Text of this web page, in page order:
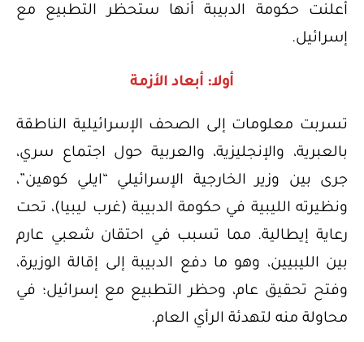
أعلنت حكومة الدبيبة أنها ستحظر التطبيع مع
إسرائيل.
أولا: أبعاد الأزمة
تسربت معلومات إلى الصحف الإسرائيلية الناطقة
بالعبرية، والإنجليزية، والعربية حول اجتماع سري،
جرى بين وزير الخارجية الإسرائيلي “ايلي كوهين”،
ونظيرته الليبية في حكومة الدبيبة (غرب ليبيا)، تحت
رعاية إيطالية. مما تسبب في احتقان شعبي عارم
بين الليبيين، وهو ما دفع الدبيبة إلى إقالة الوزيرة،
وفتح تحقيق عام، وحظر التطبيع مع إسرائيل؛ في
محاولة منه لتهدئة الرأي العام.